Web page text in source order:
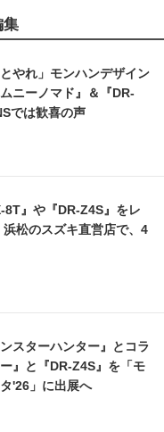
集
とやれ」モンハンデザイン
ニーノマド』＆『DR-
では歓喜の声
8T』や『DR-Z4S』をレ
浜松のスズキ直営店で、4
スターハンター』とコラ
』と『DR-Z4S』を「モ
'26」に出展へ